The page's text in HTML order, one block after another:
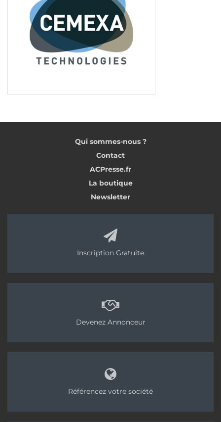
Qui sommes-nous ?
Contact
ACPresse.fr
La boutique
Newsletter
Inscription Gratuite
Devenez Annonceur
Référencez votre société